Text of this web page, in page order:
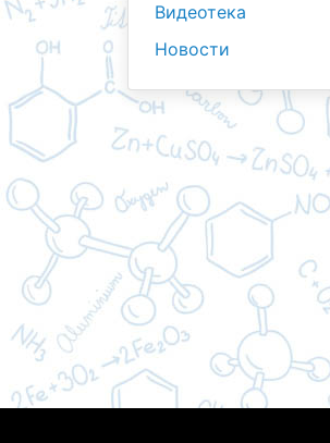
Видеотека
Новости